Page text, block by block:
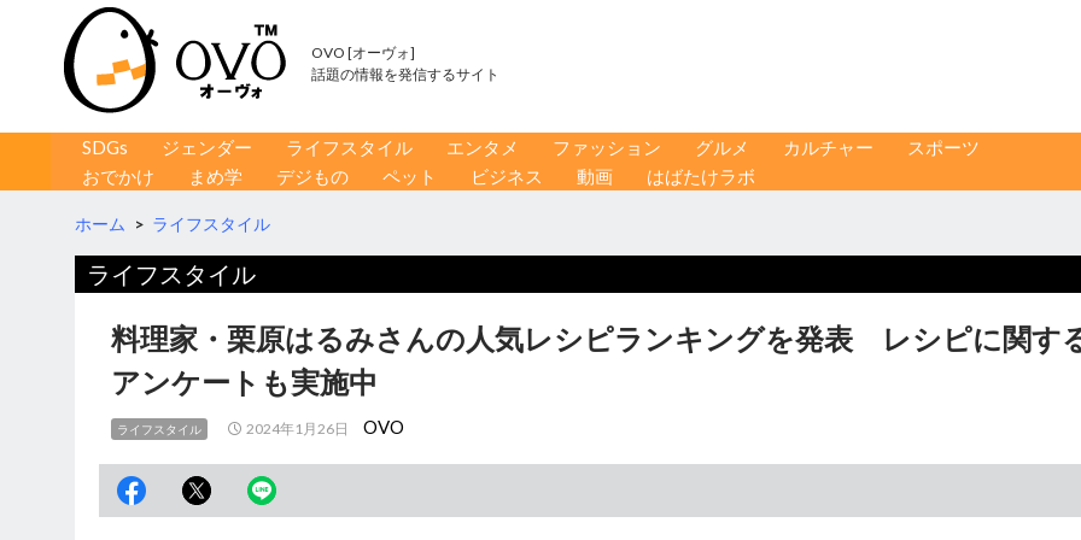
OVO [オーヴォ]
話題の情報を発信するサイト
コンテンツへ移動
SDGs ジェンダー ライフスタイル エンタメ ファッション グルメ カルチャー
スポーツ
おでかけ
まめ学 デジもの ペット ビジネス 動画 はばたけラボ
ホーム > ライフスタイル
ライフスタイル
料理家・栗原はるみさんの人気レシピランキングを発表 レシピに関す
アンケートも実施中
ライフスタイル 2024年1月26日 OVO